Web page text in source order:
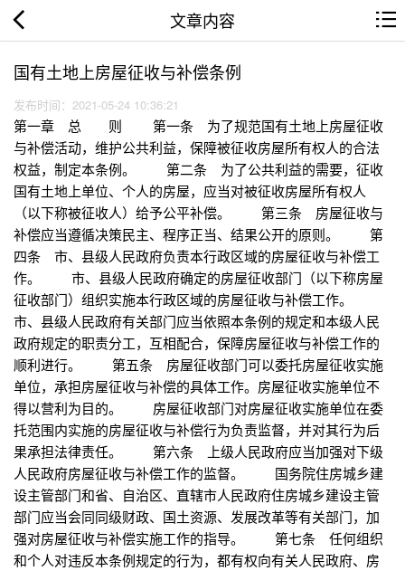
文章内容
国有土地上房屋征收与补偿条例
发布时间：2021-05-24 10:36:21
第一章 总 则 第一条 为了规范国有土地上房屋征收
与补偿活动，维护公共利益，保障被征收房屋所有权人的合法
权益，制定本条例。 第二条 为了公共利益的需要，征收
国有土地上单位、个人的房屋，应当对被征收房屋所有权人
（以下称被征收人）给予公平补偿。 第三条 房屋征收与
补偿应当遵循决策民主、程序正当、结果公开的原则。 第
四条 市、县级人民政府负责本行政区域的房屋征收与补偿工
作。 市、县级人民政府确定的房屋征收部门（以下称房屋
征收部门）组织实施本行政区域的房屋征收与补偿工作。
市、县级人民政府有关部门应当依照本条例的规定和本级人民
政府规定的职责分工，互相配合，保障房屋征收与补偿工作的
顺利进行。 第五条 房屋征收部门可以委托房屋征收实施
单位，承担房屋征收与补偿的具体工作。房屋征收实施单位不
得以营利为目的。 房屋征收部门对房屋征收实施单位在委
托范围内实施的房屋征收与补偿行为负责监督，并对其行为后
果承担法律责任。 第六条 上级人民政府应当加强对下级
人民政府房屋征收与补偿工作的监督。 国务院住房城乡建
设主管部门和省、自治区、直辖市人民政府住房城乡建设主管
部门应当会同同级财政、国土资源、发展改革等有关部门，加
强对房屋征收与补偿实施工作的指导。 第七条 任何组织
和个人对违反本条例规定的行为，都有权向有关人民政府、房